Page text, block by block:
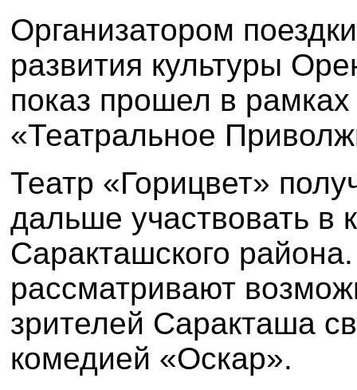
Организатором
развития культуры
показ прошел в
«Театральное
Театр «Горицвет»
дальше участвовать в
Саракташского
рассматривают
зрителей Саракташа
комедией «Оскар».